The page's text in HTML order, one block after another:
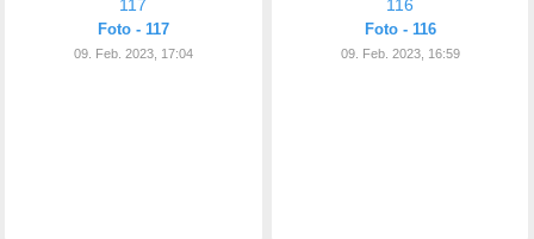
Foto - 117
09. Feb. 2023, 17:04
Foto - 116
09. Feb. 2023, 16:59